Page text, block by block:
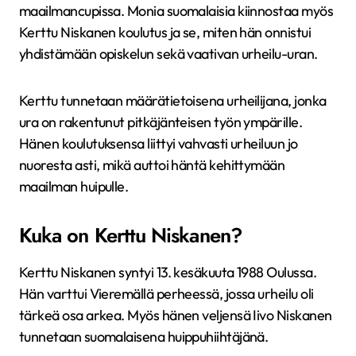
maailmancupissa. Monia suomalaisia kiinnostaa myös
Kerttu Niskanen koulutus ja se, miten hän onnistui
yhdistämään opiskelun sekä vaativan urheilu-uran.
Kerttu tunnetaan määrätietoisena urheilijana, jonka
ura on rakentunut pitkäjänteisen työn ympärille.
Hänen koulutuksensa liittyi vahvasti urheiluun jo
nuoresta asti, mikä auttoi häntä kehittymään
maailman huipulle.
Kuka on Kerttu Niskanen?
Kerttu Niskanen syntyi 13. kesäkuuta 1988 Oulussa.
Hän varttui Vieremällä perheessä, jossa urheilu oli
tärkeä osa arkea. Myös hänen veljensä Iivo Niskanen
tunnetaan suomalaisena huippuhiihtäjänä.